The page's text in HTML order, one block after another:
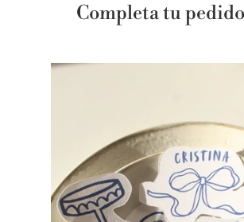
Completa tu